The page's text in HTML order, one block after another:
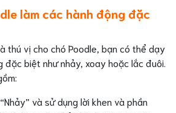
làm các hành động đặc
thú vị cho chó Poodle, bạn có thể dạy
đặc biệt như nhảy, xoay hoặc lắc đuôi.
và sử dụng lời khen và phần